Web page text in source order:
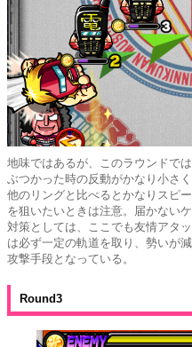
地味ではあるが、このラウンドで
ぶつかった時の反動がかなり小さく
他のリングと比べるとかなりスピ
を狙いたいときは注意。届かない
対策としては、ここでも友情アタ
は必ず一定の軌道を取り、勢いが
攻撃手段となっている。
Round3